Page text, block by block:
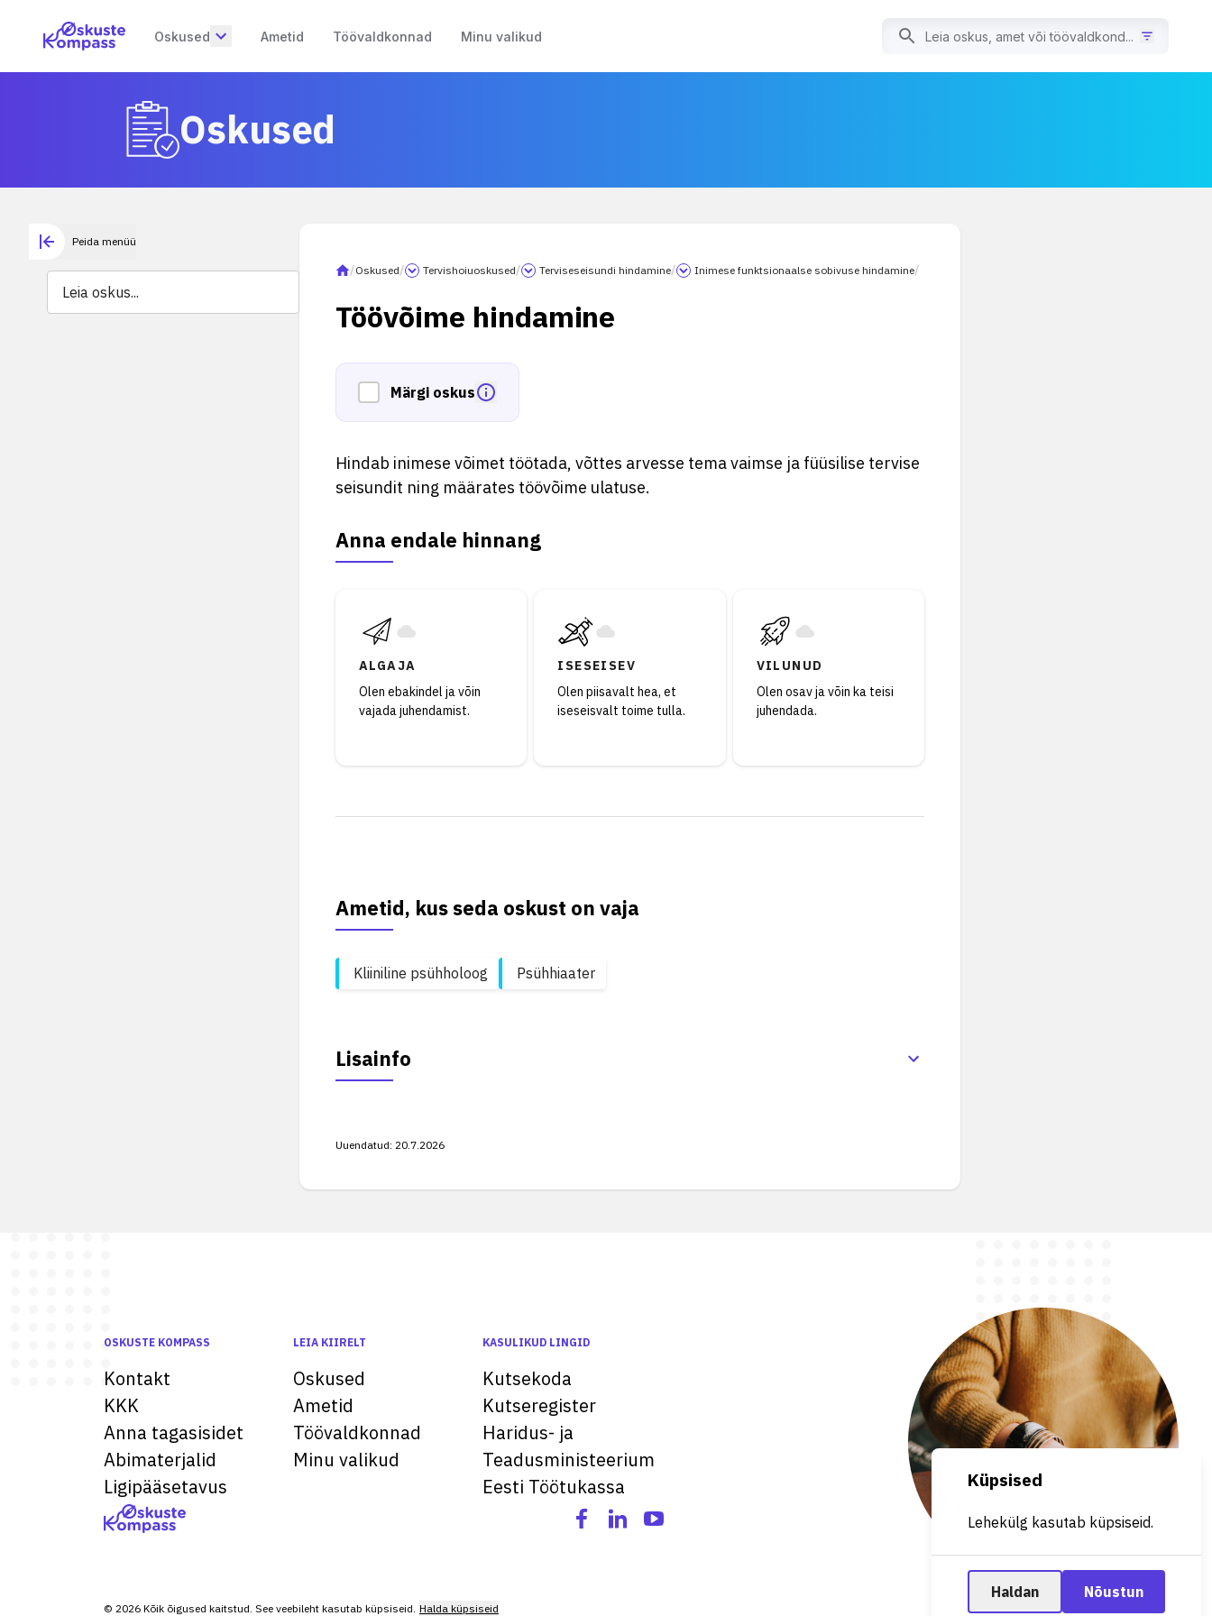
Oskused Ametid Töövaldkonnad Minu valikud
Oskused
Peida menüü
/Oskused/ Tervishoiuoskused/ Terviseseisundi hindamine/ Inimese funktsionaalse sobivuse hindamine/
Töövõime hindamine
Märgi oskus
Hindab inimese võimet töötada, võttes arvesse tema vaimse ja füüsilise tervise
seisundit ning määrates töövõime ulatuse.
Anna endale hinnang
ALGAJA
Olen ebakindel ja võin
vajada juhendamist.
ISESEISEV
Olen piisavalt hea, et
iseseisvalt toime tulla.
VILUNUD
Olen osav ja võin ka teisi
juhendada.
Ametid, kus seda oskust on vaja
Kliiniline psühholoog Psühhiaater
Lisainfo
Uuendatud: 20.7.2026
OSKUSTE KOMPASS
Kontakt
KKK
Anna tagasisidet
Abimaterjalid
Ligipääsetavus
LEIA KIIRELT
Oskused
Ametid
Töövaldkonnad
Minu valikud
KASULIKUD LINGID
Kutsekoda
Kutseregister
Haridus- ja
Teadusministeerium
Eesti Töötukassa
© 2026 Kõik õigused kaitstud. See veebileht kasutab küpsiseid. Halda küpsiseid
Küpsised
Lehekülg kasutab küpsiseid.
Haldan Nõustun